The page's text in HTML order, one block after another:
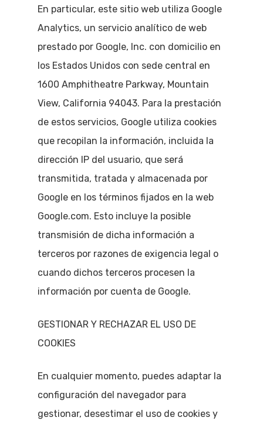
En particular, este sitio web utiliza Google
Analytics, un servicio analítico de web
prestado por Google, Inc. con domicilio en
los Estados Unidos con sede central en
1600 Amphitheatre Parkway, Mountain
View, California 94043. Para la prestación
de estos servicios, Google utiliza cookies
que recopilan la información, incluida la
dirección IP del usuario, que será
transmitida, tratada y almacenada por
Google en los términos fijados en la web
Google.com. Esto incluye la posible
transmisión de dicha información a
terceros por razones de exigencia legal o
cuando dichos terceros procesen la
información por cuenta de Google.
GESTIONAR Y RECHAZAR EL USO DE
COOKIES
En cualquier momento, puedes adaptar la
configuración del navegador para
gestionar, desestimar el uso de cookies y